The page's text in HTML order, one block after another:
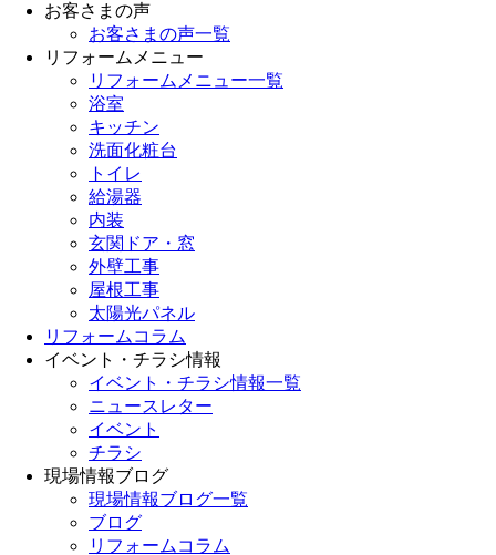
お客さまの声
お客さまの声一覧
リフォームメニュー
リフォームメニュー一覧
浴室
キッチン
洗面化粧台
トイレ
給湯器
内装
玄関ドア・窓
外壁工事
屋根工事
太陽光パネル
リフォームコラム
イベント・チラシ情報
イベント・チラシ情報一覧
ニュースレター
イベント
チラシ
現場情報ブログ
現場情報ブログ一覧
ブログ
リフォームコラム